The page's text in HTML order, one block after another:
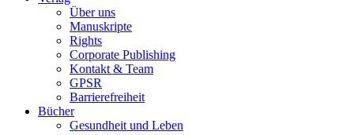
Über uns
Manuskripte
Rights
Corporate Publishing
Kontakt & Team
GPSR
Barrierefreiheit
Bücher
Gesundheit und Leben